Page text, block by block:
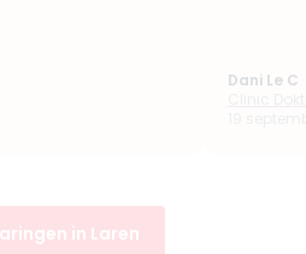
Dani Le C
in Laren